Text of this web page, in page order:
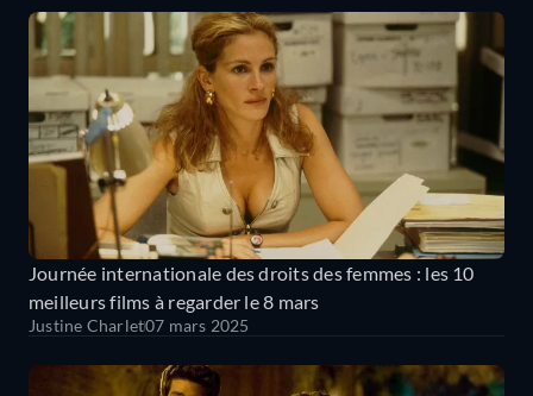
Journée internationale des droits des femmes : les 10
meilleurs films à regarder le 8 mars
Justine Charlet07 mars 2025